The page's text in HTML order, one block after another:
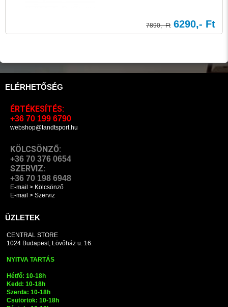
7890,- Ft 6290,- Ft
ELÉRHETŐSÉG
ÉRTÉKESÍTÉS:
+36 70 199 6790
webshop@tandtsport.hu
KÖLCSÖNZŐ:
+36 70 376 0654
SZERVIZ:
+36 70 198 6948
E-mail > Kölcsönző
E-mail > Szerviz
ÜZLETEK
CENTRAL STORE
1024 Budapest, Lövőház u. 16.
NYITVA TARTÁS
Hétfő: 10-18h
Kedd: 10-18h
Szerda: 10-18h
Csütörtök: 10-18h